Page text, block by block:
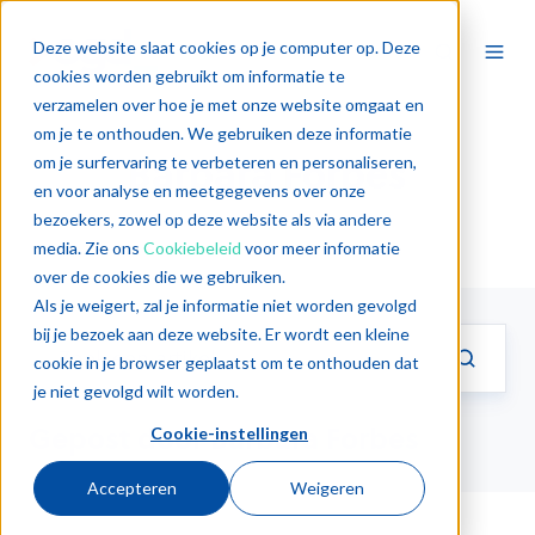
Deze website slaat cookies op je computer op. Deze
cookies worden gebruikt om informatie te
verzamelen over hoe je met onze website omgaat en
om je te onthouden. We gebruiken deze informatie
om je surfervaring te verbeteren en personaliseren,
en voor analyse en meetgegevens over onze
bezoekers, zowel op deze website als via andere
media. Zie ons Cookiebeleid voor meer informatie
over de cookies die we gebruiken.
Als je weigert, zal je informatie niet worden gevolgd
bij je bezoek aan deze website. Er wordt een kleine
cookie in je browser geplaatst om te onthouden dat
je niet gevolgd wilt worden.
Cookie-instellingen
Accepteren Weigeren
Barbara Forbes
Gepost door Barbara Forbes